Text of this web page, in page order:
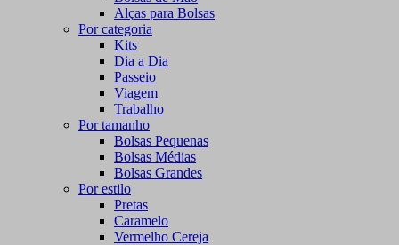
Alças para Bolsas
Por categoria
Kits
Dia a Dia
Passeio
Viagem
Trabalho
Por tamanho
Bolsas Pequenas
Bolsas Médias
Bolsas Grandes
Por estilo
Pretas
Caramelo
Vermelho Cereja